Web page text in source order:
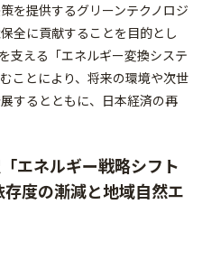
を提供するグリーンテクノロジ
全に貢献することを目的とし
支える「エネルギー変換システ
ことにより、将来の環境や次世
するとともに、日本経済の再
エネルギー戦略シフト
度の漸減と地域自然エ